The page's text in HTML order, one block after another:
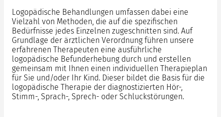
Logopädische Behandlungen umfassen dabei eine
Vielzahl von Methoden, die auf die spezifischen
Bedürfnisse jedes Einzelnen zugeschnitten sind. Auf
Grundlage der ärztlichen Verordnung führen unsere
erfahrenen Therapeuten eine ausführliche
logopädische Befunderhebung durch und erstellen
gemeinsam mit Ihnen einen individuellen Therapieplan
für Sie und/oder Ihr Kind. Dieser bildet die Basis für die
logopädische Therapie der diagnostizierten Hör-,
Stimm-, Sprach-, Sprech- oder Schluckstörungen.